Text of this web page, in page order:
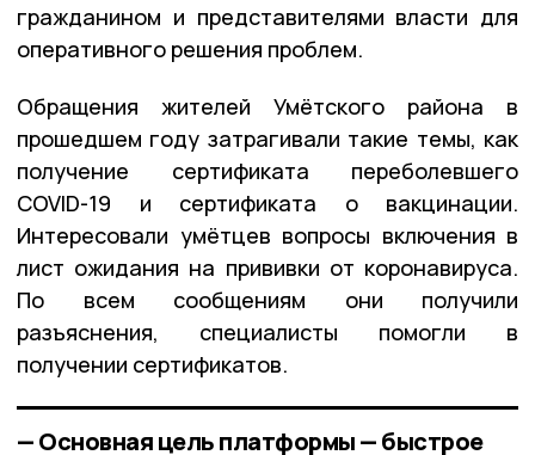
гражданином и представителями власти для
оперативного решения проблем.
Обращения жителей Умётского района в
прошедшем году затрагивали такие темы, как
получение сертификата переболевшего
COVID-19 и сертификата о вакцинации.
Интересовали умётцев вопросы включения в
лист ожидания на прививки от коронавируса.
По всем сообщениям они получили
разъяснения, специалисты помогли в
получении сертификатов.
— Основная цель платформы — быстрое